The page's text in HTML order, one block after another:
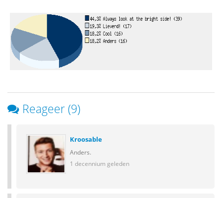
Reageer (9)
Kroosable
Anders.
1 decennium geleden